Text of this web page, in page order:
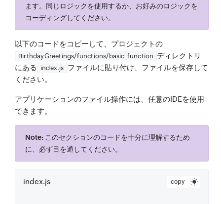
ます。同じロジックを使用するか、お好みのロジックを
コーディングしてください。
以下のコードをコピーして、プロジェクトの
BirthdayGreetings/functions/basic_function ディレクトリ
にある
index.js ファイルに貼り付け、ファイルを保存して
ください。
アプリケーションのファイル操作には、任意のIDEを使用
できます。
Note: このセクションのコードを十分に理解するため
に、必ず目を通してください。
index.js copy